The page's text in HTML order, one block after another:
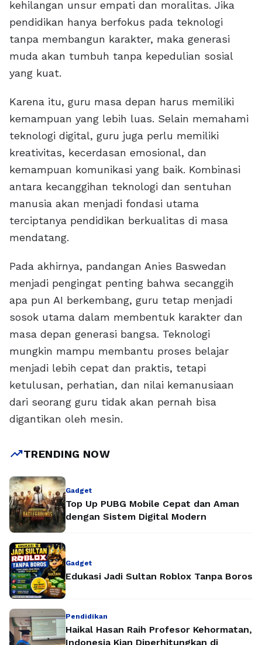
kehilangan unsur empati dan moralitas. Jika
pendidikan hanya berfokus pada teknologi
tanpa membangun karakter, maka generasi
muda akan tumbuh tanpa kepedulian sosial
yang kuat.
Karena itu, guru masa depan harus memiliki
kemampuan yang lebih luas. Selain memahami
teknologi digital, guru juga perlu memiliki
kreativitas, kecerdasan emosional, dan
kemampuan komunikasi yang baik. Kombinasi
antara kecanggihan teknologi dan sentuhan
manusia akan menjadi fondasi utama
terciptanya pendidikan berkualitas di masa
mendatang.
Pada akhirnya, pandangan Anies Baswedan
menjadi pengingat penting bahwa secanggih
apa pun AI berkembang, guru tetap menjadi
sosok utama dalam membentuk karakter dan
masa depan generasi bangsa. Teknologi
mungkin mampu membantu proses belajar
menjadi lebih cepat dan praktis, tetapi
ketulusan, perhatian, dan nilai kemanusiaan
dari seorang guru tidak akan pernah bisa
digantikan oleh mesin.
trending_upTRENDING NOW
Gadget
Top Up PUBG Mobile Cepat dan Aman
dengan Sistem Digital Modern
Gadget
Edukasi Jadi Sultan Roblox Tanpa Boros
Pendidikan
Haikal Hasan Raih Profesor Kehormatan,
Indonesia Kian Diperhitungkan di